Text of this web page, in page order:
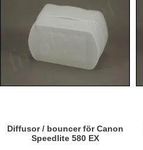
Diffusor / bouncer för Canon
Speedlite 580 EX